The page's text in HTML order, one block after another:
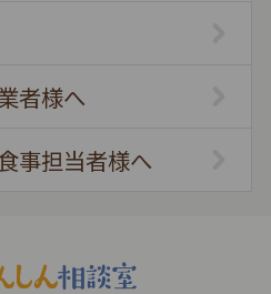
者様へ
事担当者様へ